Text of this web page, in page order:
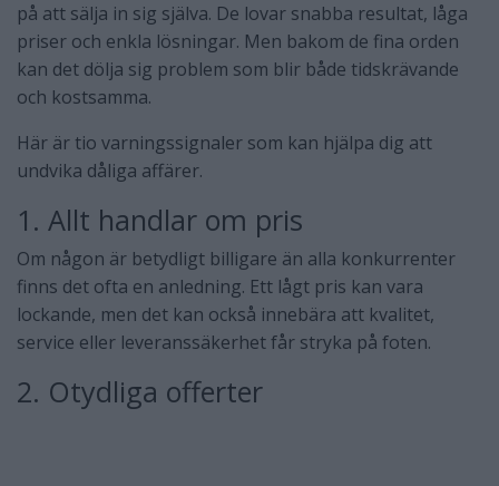
på att sälja in sig själva. De lovar snabba resultat, låga
priser och enkla lösningar. Men bakom de fina orden
kan det dölja sig problem som blir både tidskrävande
och kostsamma.
Här är tio varningssignaler som kan hjälpa dig att
undvika dåliga affärer.
1. Allt handlar om pris
Om någon är betydligt billigare än alla konkurrenter
finns det ofta en anledning. Ett lågt pris kan vara
lockande, men det kan också innebära att kvalitet,
service eller leveranssäkerhet får stryka på foten.
2. Otydliga offerter